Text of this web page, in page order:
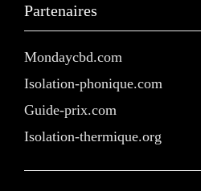
Partenaires
Mondaycbd.com
Isolation-phonique.com
Guide-prix.com
Isolation-thermique.org